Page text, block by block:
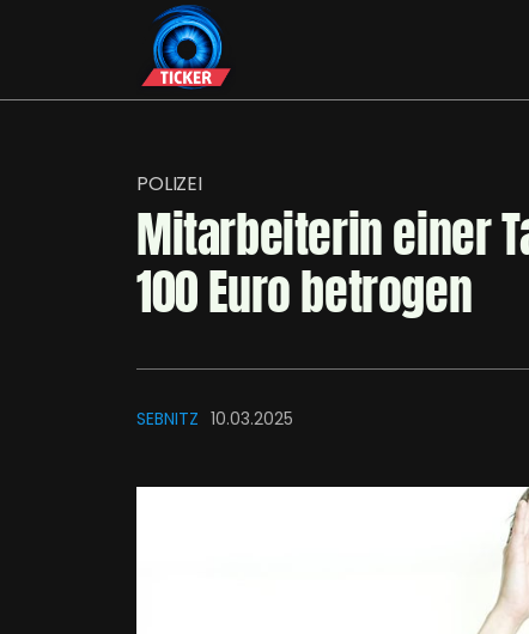
POLIZEI
Mitarbeiterin einer
100 Euro betrogen
SEBNITZ 10.03.2025